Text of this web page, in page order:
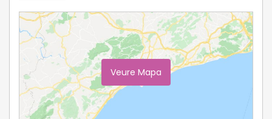
Veure Mapa